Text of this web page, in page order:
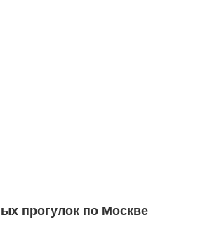
прогулок по Москве